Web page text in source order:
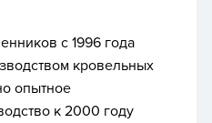
с 1996 года
кровельных
опытное
к 2000 году